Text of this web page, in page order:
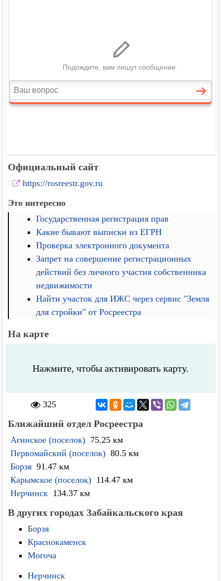
Официальный сайт
https://rosreestr.gov.ru
Это интересно
Государственная регистрация прав
Какие бывают выписки из ЕГРН
Проверка электронного документа
Запрет на совершение регистрационных
действий без личного участия собственника
недвижимости
Найти участок для ИЖС через сервис "Земля
для стройки" от Росреестра
На карте
Нажмите, чтобы активировать карту.
325
Ближайший отдел Росреестра
Агинское (поселок) 75.25 км
Первомайский (поселок) 80.5 км
Борзя 91.47 км
Карымское (поселок) 114.47 км
Нерчинск 134.37 км
В других городах Забайкальского края
Борзя
Краснокаменск
Могоча
Нерчинск